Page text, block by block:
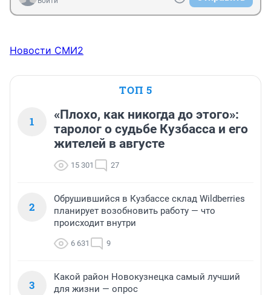
Новости СМИ2
ТОП 5
1
«Плохо, как никогда до этого»:
таролог о судьбе Кузбасса и его
жителей в августе
15 301 27
2
Обрушившийся в Кузбассе склад Wildberries
планирует возобновить работу — что
происходит внутри
6 631 9
3
Какой район Новокузнецка самый лучший
для жизни — опрос